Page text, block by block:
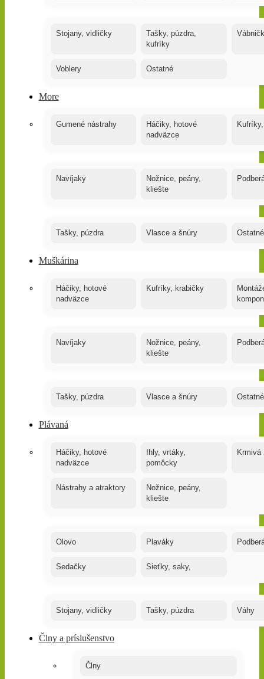
Stojany, vidličky
Tašky, púzdra,
kufríky
Voblery Ostatné
More
Gumené nástrahy
Háčiky, hotové
nadväzce
Navíjaky
Nožnice, peány,
kliešte
Tašky, púzdra Vlasce a šnúry Ostatné
Muškárina
Háčiky, hotové
nadväzce
Kufríky, krabičky
Navíjaky
Nožnice, peány,
kliešte
Tašky, púzdra Vlasce a šnúry
Plávaná
Háčiky, hotové
nadväzce
Ihly, vrtáky,
pomôcky
Krmivá
Nástrahy a atraktory
Nožnice, peány,
kliešte
Olovo Plaváky
Sedačky Sieťky, saky,
Stojany, vidličky Tašky, púzdra Váhy
Člny a príslušenstvo
Člny